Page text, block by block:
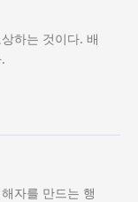
하는 것이다. 배
자를 만드는 행